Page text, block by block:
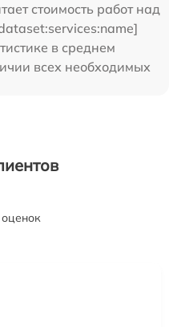
стоимость работ над
в среднем
всех необходимых